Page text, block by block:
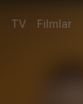
TV Filmlar